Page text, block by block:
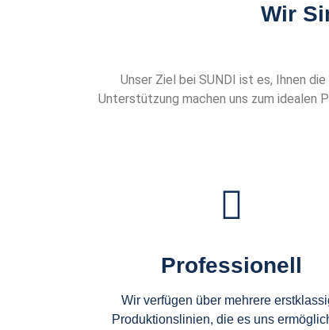
Wir
Unser Ziel bei SUNDI ist es, Ihnen
Unterstützung machen uns zum idealen
Professionell
Wir verfügen über mehrere
Produktionslinien, die es uns